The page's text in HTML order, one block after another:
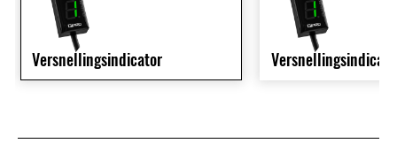
Versnellingsindicator